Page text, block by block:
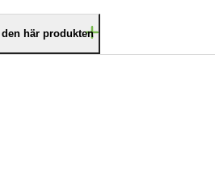
här produkten